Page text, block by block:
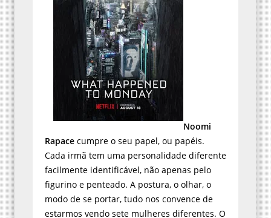
Noomi
Rapace cumpre o seu papel, ou papéis.
Cada irmã tem uma personalidade diferente
facilmente identificável, não apenas pelo
figurino e penteado. A postura, o olhar, o
modo de se portar, tudo nos convence de
estarmos vendo sete mulheres diferentes. O